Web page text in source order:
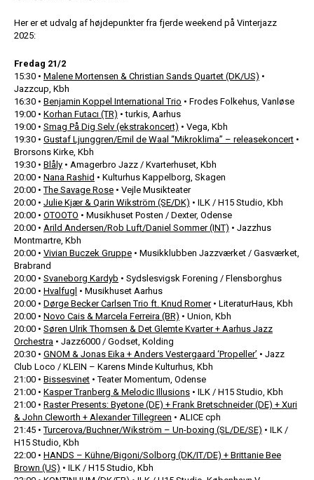
Her er et udvalg af højdepunkter fra fjerde weekend på Vinterjazz
2025:
Fredag 21/2
15:30 • Malene Mortensen & Christian Sands Quartet (DK/US) •
Jazzcup, Kbh
16:30 • Benjamin Koppel International Trio • Frodes Folkehus, Vanløse
19:00 • Korhan Futacı (TR) • turkis, Aarhus
19:00 • Smag På Dig Selv (ekstrakoncert) • Vega, Kbh
19:30 • Gustaf Ljunggren/Emil de Waal “Mikroklima” – releasekoncert •
Brorsons Kirke, Kbh
19:30 • Blåly • Amagerbro Jazz / Kvarterhuset, Kbh
20:00 • Nana Rashid • Kulturhus Kappelborg, Skagen
20:00 •The Savage Rose • Vejle Musikteater
20:00 • Julie Kjær & Qarin Wikström (SE/DK) • ILK / H15 Studio, Kbh
20:00 • OTOOTO • Musikhuset Posten / Dexter, Odense
20:00 • Arild Andersen/Rob Luft/Daniel Sommer (INT) • Jazzhus
Montmartre, Kbh
20:00 • Vivian Buczek Gruppe • Musikklubben Jazzværket / Gasværket,
Brabrand
20:00 • Svaneborg Kardyb • Sydslesvigsk Forening / Flensborghus
20:00 • Hvalfugl • Musikhuset Aarhus
20:00 • Dørge Becker Carlsen Trio ft. Knud Romer• LiteraturHaus, Kbh
20:00 • Novo Cais & Marcela Ferreira (BR) • Union, Kbh
20:00 • Søren Ulrik Thomsen & Det Glemte Kvarter + Aarhus Jazz
Orchestra • Jazz6000 / Godset, Kolding
20:30 • GNOM & Jonas Eika + Anders Vestergaard ‘Propeller’ • Jazz
Club Loco / KLEIN – Karens Minde Kulturhus, Kbh
21:00 • Bissesvinet • Teater Momentum, Odense
21:00 • Kasper Tranberg & Melodic Illusions • ILK / H15 Studio, Kbh
21:00 • Raster Presents: Byetone (DE) + Frank Bretschneider (DE) + Xuri
& John Cleworth + Alexander Tillegreen • ALICE cph
21:45 •Turcerova/Buchner/Wikström – Un-boxing (SL/DE/SE) • ILK /
H15 Studio, Kbh
22:00 • HANDS – Kühne/Bigoni/Solborg (DK/IT/DE) + Brittanie Bee
Brown (US) • ILK / H15 Studio, Kbh